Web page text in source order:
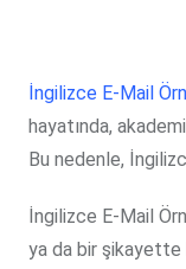
İngilizce E-Mail
hayatında,
Bu nedenle,
İngilizce E-Mail
ya da bir şikayette